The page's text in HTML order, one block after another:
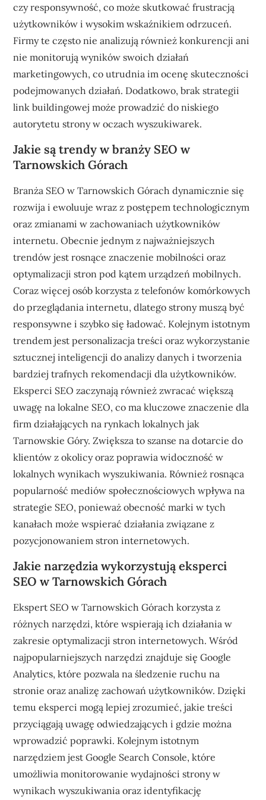
czy responsywność, co może skutkować frustracją
użytkowników i wysokim wskaźnikiem odrzuceń.
Firmy te często nie analizują również konkurencji ani
nie monitorują wyników swoich działań
marketingowych, co utrudnia im ocenę skuteczności
podejmowanych działań. Dodatkowo, brak strategii
link buildingowej może prowadzić do niskiego
autorytetu strony w oczach wyszukiwarek.
Jakie są trendy w branży SEO w
Tarnowskich Górach
Branża SEO w Tarnowskich Górach dynamicznie się
rozwija i ewoluuje wraz z postępem technologicznym
oraz zmianami w zachowaniach użytkowników
internetu. Obecnie jednym z najważniejszych
trendów jest rosnące znaczenie mobilności oraz
optymalizacji stron pod kątem urządzeń mobilnych.
Coraz więcej osób korzysta z telefonów komórkowych
do przeglądania internetu, dlatego strony muszą być
responsywne i szybko się ładować. Kolejnym istotnym
trendem jest personalizacja treści oraz wykorzystanie
sztucznej inteligencji do analizy danych i tworzenia
bardziej trafnych rekomendacji dla użytkowników.
Eksperci SEO zaczynają również zwracać większą
uwagę na lokalne SEO, co ma kluczowe znaczenie dla
firm działających na rynkach lokalnych jak
Tarnowskie Góry. Zwiększa to szanse na dotarcie do
klientów z okolicy oraz poprawia widoczność w
lokalnych wynikach wyszukiwania. Również rosnąca
popularność mediów społecznościowych wpływa na
strategie SEO, ponieważ obecność marki w tych
kanałach może wspierać działania związane z
pozycjonowaniem stron internetowych.
Jakie narzędzia wykorzystują eksperci
SEO w Tarnowskich Górach
Ekspert SEO w Tarnowskich Górach korzysta z
różnych narzędzi, które wspierają ich działania w
zakresie optymalizacji stron internetowych. Wśród
najpopularniejszych narzędzi znajduje się Google
Analytics, które pozwala na śledzenie ruchu na
stronie oraz analizę zachowań użytkowników. Dzięki
temu eksperci mogą lepiej zrozumieć, jakie treści
przyciągają uwagę odwiedzających i gdzie można
wprowadzić poprawki. Kolejnym istotnym
narzędziem jest Google Search Console, które
umożliwia monitorowanie wydajności strony w
wynikach wyszukiwania oraz identyfikację